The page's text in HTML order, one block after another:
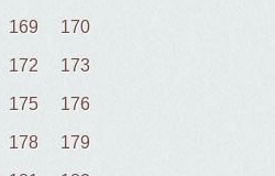
169 170
172 173
175 176
178 179